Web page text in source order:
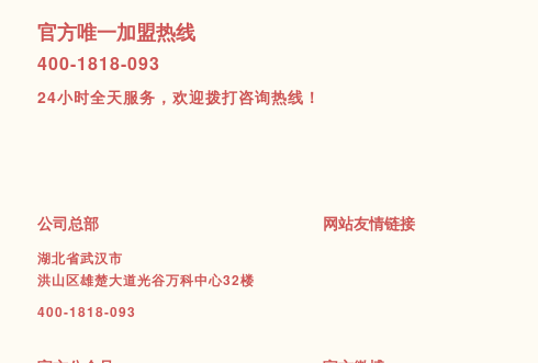
官方唯一加盟热线
400-1818-093
24小时全天服务，欢迎拨打咨询热线！
公司总部
湖北省武汉市
洪山区雄楚大道光谷万科中心32楼
400-1818-093
网站友情链接